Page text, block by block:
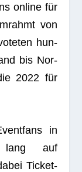
online für
von
hun­
bis Nor­
2022 für
in
lang auf
Ticket­